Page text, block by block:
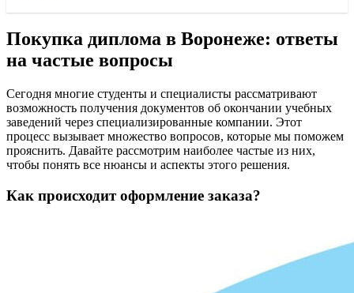
Покупка диплома в Воронеже: ответы
на частые вопросы
Сегодня многие студенты и специалисты рассматривают
возможность получения документов об окончании учебных
заведений через специализированные компании. Этот
процесс вызывает множество вопросов, которые мы поможем
прояснить. Давайте рассмотрим наиболее частые из них,
чтобы понять все нюансы и аспекты этого решения.
Как происходит оформление заказа?